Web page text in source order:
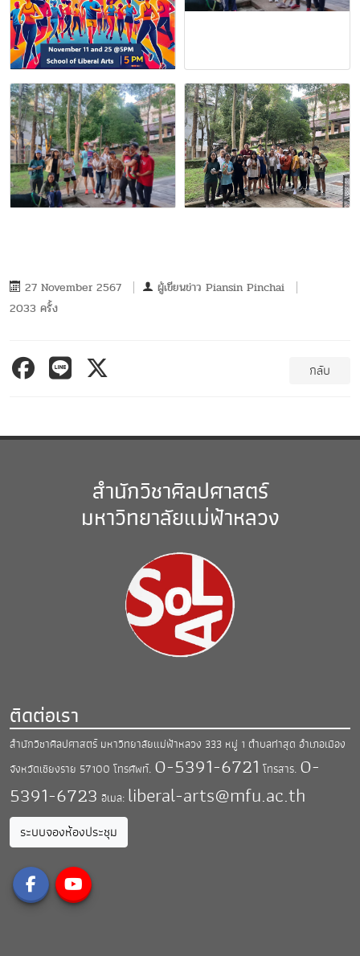
27 November 2567 ผู้เขียนข่าว Piansin Pinchai
2033 ครั้ง
กลับ
สำนักวิชาศิลปศาสตร์
มหาวิทยาลัยแม่ฟ้าหลวง
ติดต่อเรา
สำนักวิชาศิลปศาสตร์ มหาวิทยาลัยแม่ฟ้าหลวง 333 หมู่ 1 ตำบลท่าสุด อำเภอเมือง
จังหวัดเชียงราย 57100 โทรศัพท์. 0-5391-6721 โทรสาร. 0-
5391-6723 อีเมล: liberal-arts@mfu.ac.th
ระบบจองห้องประชุม